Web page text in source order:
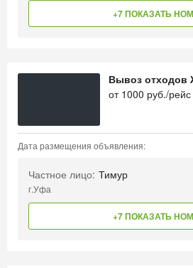
+7 ПОКАЗАТЬ
Вывоз отходов
от 1000 руб./рейс
Дата размещения объявления:
Частное лицо: Тимур
г.Уфа
+7 ПОКАЗАТЬ